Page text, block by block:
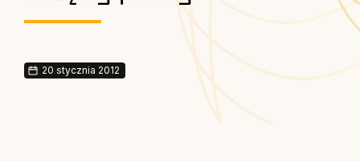
20 stycznia 2012